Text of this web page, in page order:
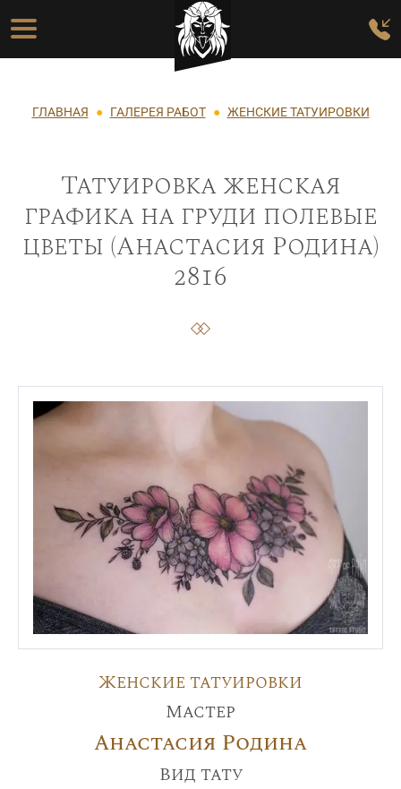
Перейти к основному содержанию
Основная навигация
Строка навигации
ГЛАВНАЯ ГАЛЕРЕЯ РАБОТ ЖЕНСКИЕ ТАТУИРОВКИ
Татуировка женская
графика на груди полевые
цветы (Анастасия Родина)
2816
Женские татуировки
Мастер
Анастасия Родина
Вид тату